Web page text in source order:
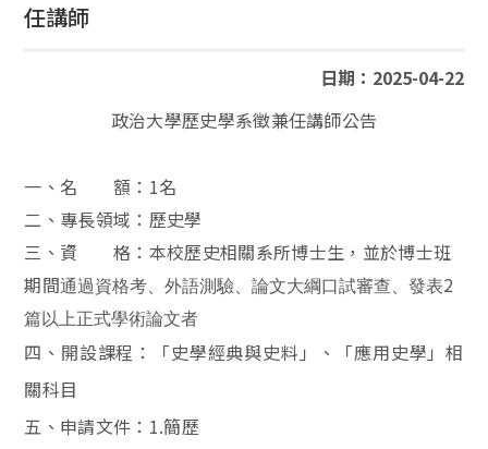
任講師
日期：2025-04-22
政治大學歷史學系徵兼任講師公告
一、名 額： 1名
二、專長領域：歷史學
三、資 格：本校歷史相關系所博士生，並於博士班
期間通過資格考、外語測驗、論文大綱口試審查、發表2
篇以上正式學術論文者
四、開設課程：「史學經典與史料 」、「應用史學 」相
關科目
五、申請文件： 1.簡歷